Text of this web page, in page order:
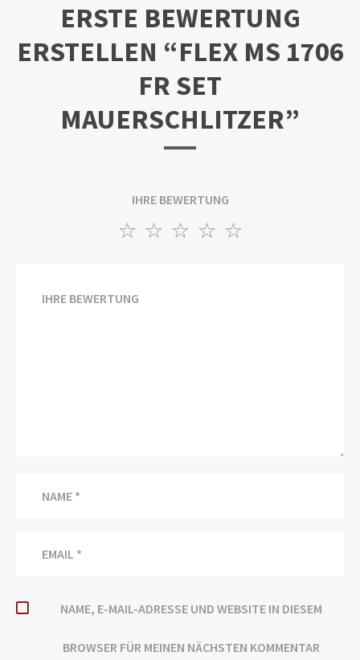
ERSTE BEWERTUNG
ERSTELLEN “FLEX MS 1706
FR SET
MAUERSCHLITZER”
IHRE BEWERTUNG
NAME, E-MAIL-ADRESSE UND WEBSITE IN DIESEM
BROWSER FÜR MEINEN NÄCHSTEN KOMMENTAR